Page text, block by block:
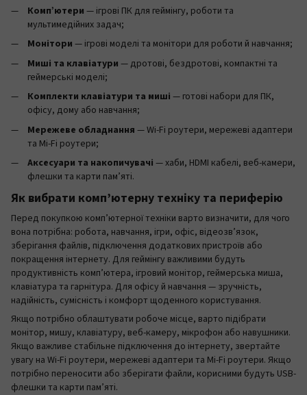
Комп’ютери — ігрові ПК для геймінгу, роботи та
мультимедійних задач;
Монітори — ігрові моделі та монітори для роботи й навчання;
Миші та клавіатури — дротові, бездротові, компактні та
геймерські моделі;
Комплекти клавіатури та миші — готові набори для ПК,
офісу, дому або навчання;
Мережеве обладнання — Wi-Fi роутери, мережеві адаптери
та Mi-Fi роутери;
Аксесуари та накопичувачі — хаби, HDMI кабелі, веб-камери,
флешки та карти пам’яті.
Як вибрати комп’ютерну техніку та периферію
Перед покупкою комп’ютерної техніки варто визначити, для чого
вона потрібна: робота, навчання, ігри, офіс, відеозв’язок,
зберігання файлів, підключення додаткових пристроїв або
покращення інтернету. Для геймінгу важливими будуть
продуктивність комп’ютера, ігровий монітор, геймерська миша,
клавіатура та гарнітура. Для офісу й навчання — зручність,
надійність, сумісність і комфорт щоденного користування.
Якщо потрібно облаштувати робоче місце, варто підібрати
монітор, мишу, клавіатуру, веб-камеру, мікрофон або навушники.
Якщо важливе стабільне підключення до інтернету, звертайте
увагу на Wi-Fi роутери, мережеві адаптери та Mi-Fi роутери. Якщо
потрібно переносити або зберігати файли, корисними будуть USB-
флешки та карти пам’яті.